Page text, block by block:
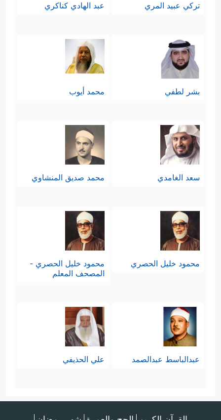
تركي عبيد المري عبد الهادي كناكري
بشر لطفي محمد أيوب
سعد الغامدي محمد صديق المنشاوي
محمود خليل الحصري
محمود خليل الحصري -
المصحف المعلم
عبدالباسط عبدالصمد علي الحذيفي